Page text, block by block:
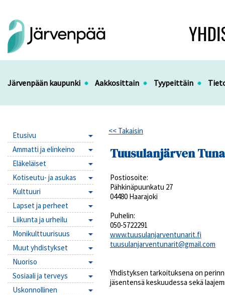
Järvenpään kaupunki Aakkosittain Tyypeittäin
Etusivu
Ammatti ja elinkeino
Eläkeläiset
Kotiseutu- ja asukas
Kulttuuri
Lapset ja perheet
Liikunta ja urheilu
Monikulttuurisuus
Muut yhdistykset
Nuoriso
Sosiaali ja terveys
Uskonnollinen
<< Takaisin
Tuusulanjärven
Postiosoite:
Pähkinäpuunkatu 27
04480 Haarajoki
Puhelin:
050-5722291
www.tuusulanjarventunarit.fi
tuusulanjarventunarit@gmail.com
Yhdistyksen tarkoituksena on
jäsentensä keskuudessa sekä